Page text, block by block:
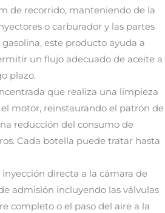
de recorrido, manteniendo de la
o carburador y las partes
este producto ayuda a
un flujo adecuado de aceite a
plazo.
que realiza una limpieza
motor, reinstaurando el patrón de
reducción del consumo de
Cada botella puede tratar hasta
directa a la cámara de
admisión incluyendo las válvulas
completo o el paso del aire a la